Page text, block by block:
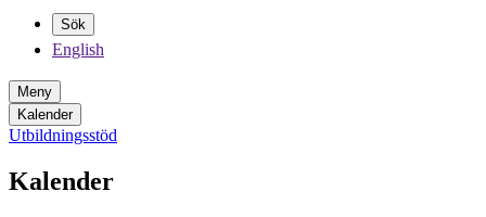
Sök
English
Meny
Kalender
Utbildningsstöd
Kalender